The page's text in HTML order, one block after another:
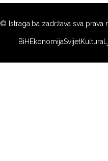
© Istraga.ba zadržava sva prava
BiH EkonomijaSvijetKultura